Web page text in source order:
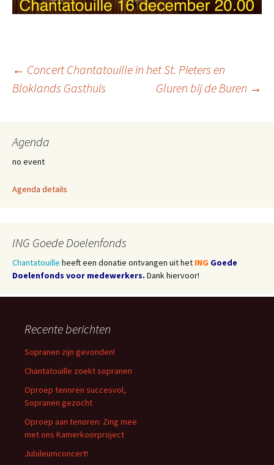
Berichtnavigatie
← Concert Chantatouille in het St. Pieters en
Bloklands Gasthuis
Gluren bij de Buren →
Agenda
no event
Agenda details
ING Goede Doelenfonds
Chantatouille heeft een donatie ontvangen uit het ING Goede
Doelenfonds voor medewerkers. Dank hiervoor!
Recente berichten
Sopranen zijn gevonden!
Chantatouille zoekt sopranen
Oproep tenoren succesvol,
Sopranen gezocht
Oproep aan tenoren: Zing mee
met ons Kamerkoorproject
Jubileumconcert!